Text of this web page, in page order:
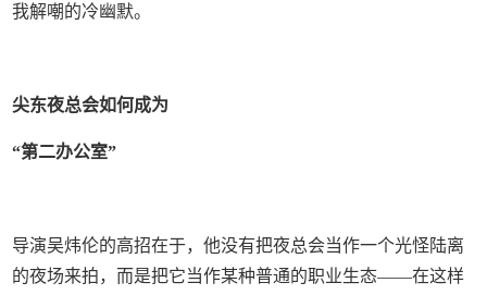
我解嘲的冷幽默。
尖东夜总会如何成为
“第二办公室”
导演吴炜伦的高招在于，他没有把夜总会当作一个光怪陆离
的夜场来拍，而是把它当作某种普通的职业生态——在这样